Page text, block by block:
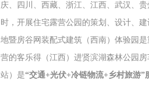
庆、四川、西藏、浙江、江西、武汉、
时，开展住宅露营公园的策划、设计、
地暨房谷网装配式建筑（西南）体验园
营的客乐得（江西）进贤滨湖森林公园
站）是“交通+光伏+冷链物流+乡村旅游”